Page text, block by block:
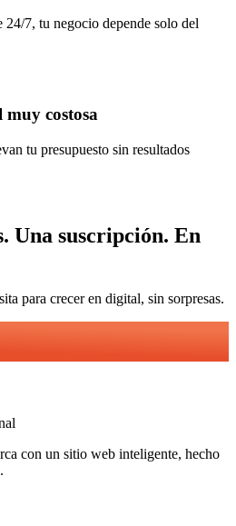
7, tu negocio depende solo del
costosa
tu presupuesto sin resultados
Una suscripción. En
para crecer en digital, sin sorpresas.
con un sitio web inteligente, hecho